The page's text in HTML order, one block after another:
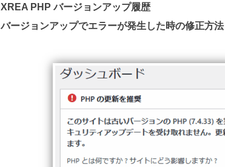
XREA PHP バージョンアップ履歴
バージョンアップでエラーが発生した時の修正方法